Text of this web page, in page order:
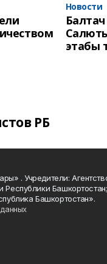
Новости
этабы
РБ
. Учредители:
Башкортостан».